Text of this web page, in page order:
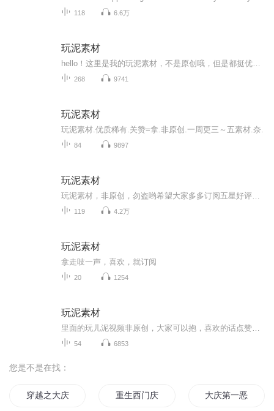
118 6.6万
玩泥素材
268 9741
玩泥素材
玩泥素材.优质稀有.关赞=拿.非原创.一周更三～五素材.奈.
84 9897
玩泥素材
119 4.2万
玩泥素材
拿走吱一声，喜欢，就订阅
20 1254
玩泥素材
54 6853
您是不是在找：
穿越之大庆帝国 重生西门庆 大庆第一恶